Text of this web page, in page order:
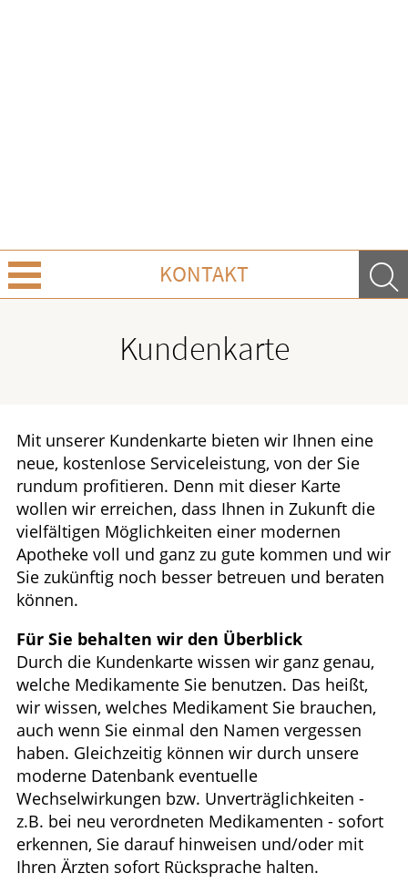
KONTAKT
Krankheiten & Therapie
HOMÖOPATHIE
ELTERN UND KIND
Kundenkarte
Mit unserer Kundenkarte bieten wir Ihnen eine
neue, kostenlose Serviceleistung, von der Sie
rundum profitieren. Denn mit dieser Karte
wollen wir erreichen, dass Ihnen in Zukunft die
vielfältigen Möglichkeiten einer modernen
Apotheke voll und ganz zu gute kommen und wir
Sie zukünftig noch besser betreuen und beraten
können.
Für Sie behalten wir den Überblick
Durch die Kundenkarte wissen wir ganz genau,
welche Medikamente Sie benutzen. Das heißt,
wir wissen, welches Medikament Sie brauchen,
auch wenn Sie einmal den Namen vergessen
haben. Gleichzeitig können wir durch unsere
moderne Datenbank eventuelle
Wechselwirkungen bzw. Unverträglichkeiten -
z.B. bei neu verordneten Medikamenten - sofort
erkennen, Sie darauf hinweisen und/oder mit
Ihren Ärzten sofort Rücksprache halten.